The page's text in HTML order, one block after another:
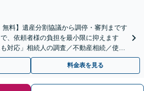
無料】遺産分割協議から調停・審判まです
、依頼者様の負担を最小限に抑えます
対応」相続人の調査／不動産相続／使い
対応】
料金表を見る